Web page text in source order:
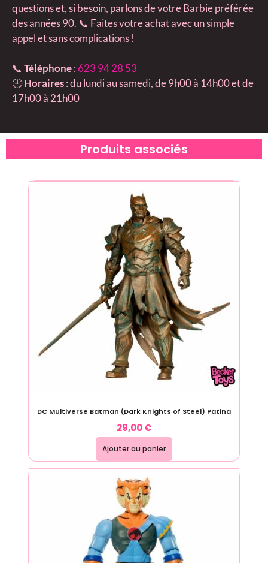
questions et, si besoin, parlons de votre Barbie préférée
des années 90. 📞 Faites votre achat avec un simple
appel et sans complications !
📞 Téléphone: 623 94 28 53
🕘Horaires: du lundi au samedi, de 9h00 à 14h00 et de
17h00 à 21h00
Produits associés
DC Multiverse Batman (Dark Knights of Steel) Patina
29,00€
Ajouter au panier